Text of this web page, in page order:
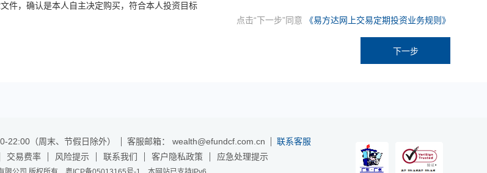
件，确认是本人自主决定购买，符合本人投资目标
点击“下一步”同意
《易方达网上交易定期投资业务规则》
22:00（周末、节假日除外） 客服邮箱： wealth@efundcf.com.cn
联系客服
交易费率 风险提示 联系我们 客户隐私政策 应急处理提示